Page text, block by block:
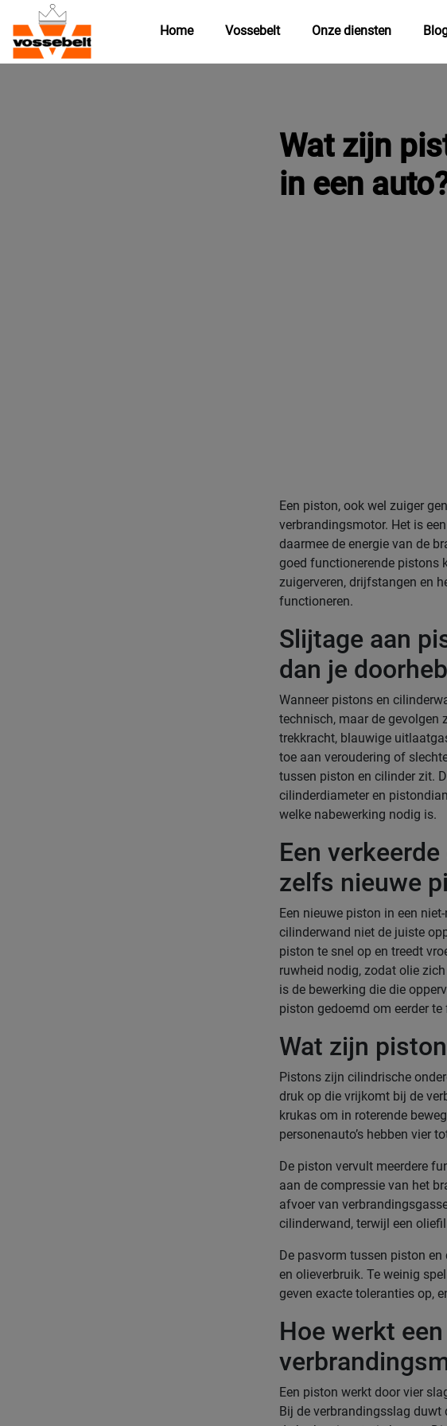
Home Vossebelt Onze diensten
Wat zijn
in een
Een piston, ook wel zuiger
verbrandingsmotor. Het is
daarmee de energie van de
goed functionerende pistons
zuigerveren, drijfstangen en
functioneren.
Slijtage aan
dan je
Wanneer pistons en
technisch, maar de gevolgen
trekkracht, blauwige
toe aan veroudering of
tussen piston en cilinder zit.
cilinderdiameter en
welke nabewerking nodig is.
Een
zelfs nieuwe
Een nieuwe piston in een
cilinderwand niet de juiste
piston te snel op en treedt
ruwheid nodig, zodat olie
is de bewerking die die
piston gedoemd om eerder
Wat zijn
Pistons zijn cilindrische
druk op die vrijkomt bij de
krukas om in roterende
personenauto’s hebben vier
De piston vervult meerdere
aan de compressie van het
afvoer van
cilinderwand, terwijl een
De pasvorm tussen piston
en olieverbruik. Te weinig
geven exacte toleranties op,
Hoe werkt
Een piston werkt door vier
Bij de verbrandingsslag duwt